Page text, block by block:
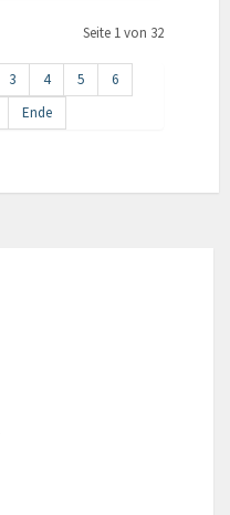
Seite 1 von 32
3 4 5
6
Ende